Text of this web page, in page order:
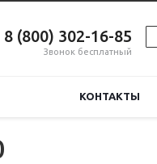
8 (800) 302-16-85
Звонок бесплатный
КОНТАКТЫ